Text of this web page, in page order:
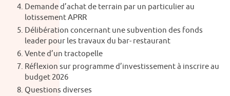
Demande d’achat de terrain par un particulier au
lotissement APRR
Délibération concernant une subvention des fonds
leader pour les travaux du bar- restaurant
Vente d’un tractopelle
Réflexion sur programme d’investissement à inscrire au
budget 2026
Questions diverses